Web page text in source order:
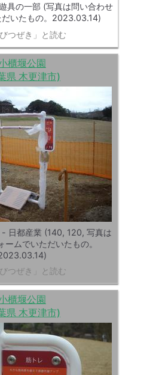
具の一部 (写真は問い合わせ
だいたもの。2023.03.14)
つぜき」と読む
櫃堰公園
県 木更津市)
日都産業 (140, 120, 写真は
ームでいただいたもの。
つぜき」と読む
櫃堰公園
県 木更津市)